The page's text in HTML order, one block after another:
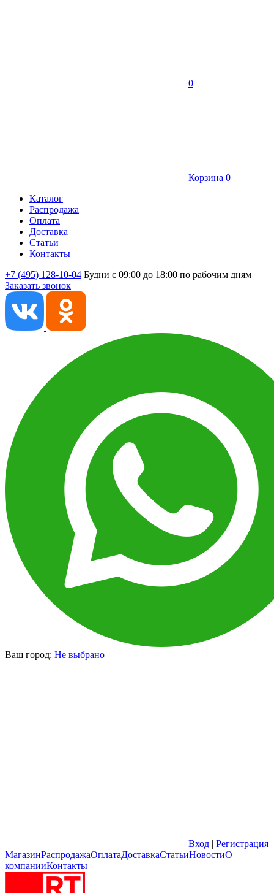
0
Корзина 0
Каталог
Распродажа
Оплата
Доставка
Статьи
Контакты
+7 (495) 128-10-04 Будни с 09:00 до 18:00 по рабочим дням
Заказать звонок
Ваш город: Не выбрано
Вход | Регистрация
МагазинРаспродажаОплатаДоставкаСтатьиНовостиО
компанииКонтакты